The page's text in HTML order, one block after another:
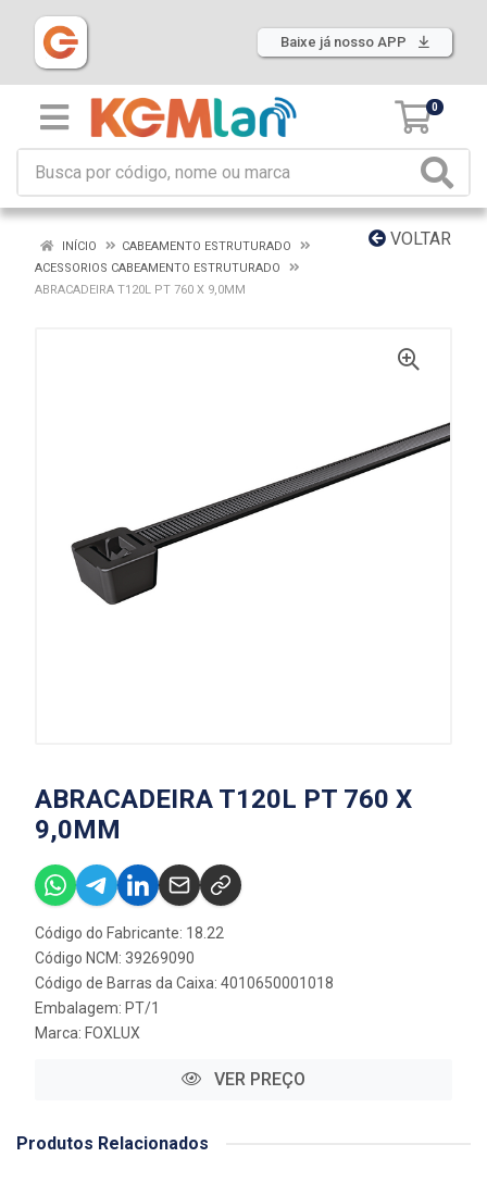
Baixe já nosso APP
0
VOLTAR
INÍCIO
CABEAMENTO ESTRUTURADO
ACESSORIOS CABEAMENTO ESTRUTURADO
ABRACADEIRA T120L PT 760 X 9,0MM
ABRACADEIRA T120L PT 760 X
9,0MM
Código do Fabricante: 18.22
Código NCM: 39269090
Código de Barras da Caixa: 4010650001018
Embalagem: PT/1
Marca: FOXLUX
VER PREÇO
Produtos Relacionados